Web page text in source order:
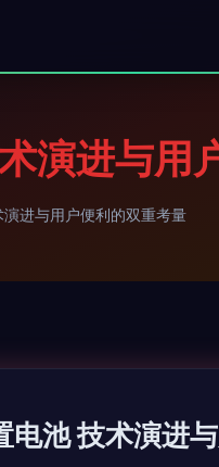
演进与用
进与用户便利的双重考量
电池 技术演进